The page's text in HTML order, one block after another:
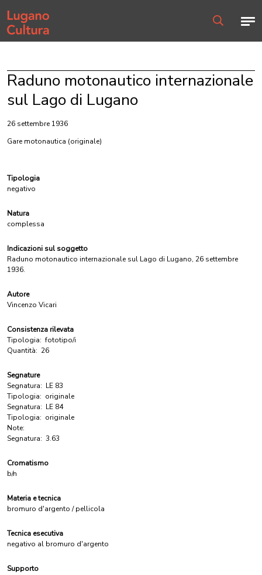
Home page
Raduno motonautico internazionale
sul Lago di Lugano
26 settembre 1936
Gare motonautica (originale)
Tipologia
negativo
Natura
complessa
Indicazioni sul soggetto
Raduno motonautico internazionale sul Lago di Lugano, 26 settembre
1936.
Autore
Vincenzo Vicari
Consistenza rilevata
Tipologia: fototipo/i
Quantità: 26
Segnature
Segnatura: LE 83
Tipologia: originale
Segnatura: LE 84
Tipologia: originale
Note:
Segnatura: 3.63
Cromatismo
b/n
Materia e tecnica
bromuro d'argento / pellicola
Tecnica esecutiva
negativo al bromuro d'argento
Supporto